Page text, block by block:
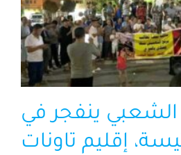
ينفجر في
إقليم تاونات